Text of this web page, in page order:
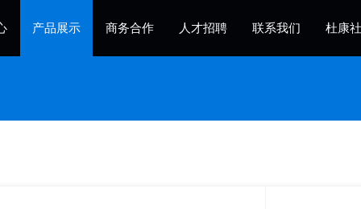
产品展示 商务合作 人才招聘 联系我们 杜康